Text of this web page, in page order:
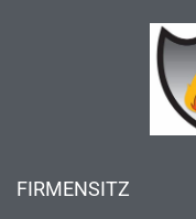
FIRMENSITZ